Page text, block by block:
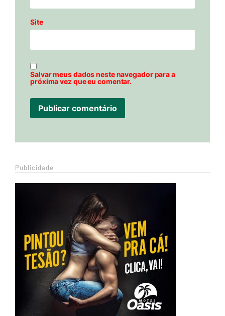
Site
Salvar meus dados neste navegador para a
próxima vez que eu comentar.
Publicidade